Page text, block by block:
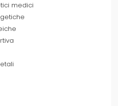
medici